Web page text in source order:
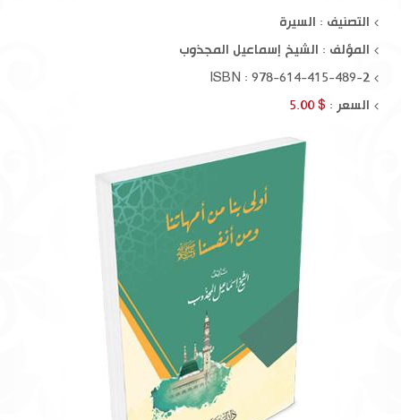
التصنيف : السيرة
المؤلف : الشيخ إسماعيل المجذوب
ISBN : 978-614-415-489-2
السعر : $ 5.00